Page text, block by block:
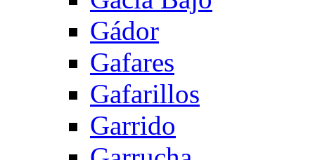
Gádor
Gafares
Gafarillos
Garrido